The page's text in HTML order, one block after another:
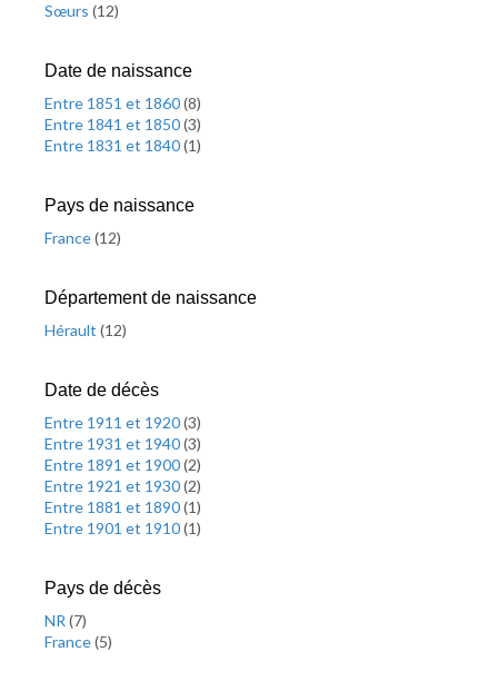
Sœurs (12)
Date de naissance
Entre 1851 et 1860(8)
Entre 1841 et 1850(3)
Entre 1831 et 1840(1)
Pays de naissance
France(12)
Département de naissance
Hérault (12)
Date de décès
Entre 1911 et 1920(3)
Entre 1931 et 1940(3)
Entre 1891 et 1900(2)
Entre 1921 et 1930(2)
Entre 1881 et 1890(1)
Entre 1901 et 1910(1)
Pays de décès
NR (7)
France(5)